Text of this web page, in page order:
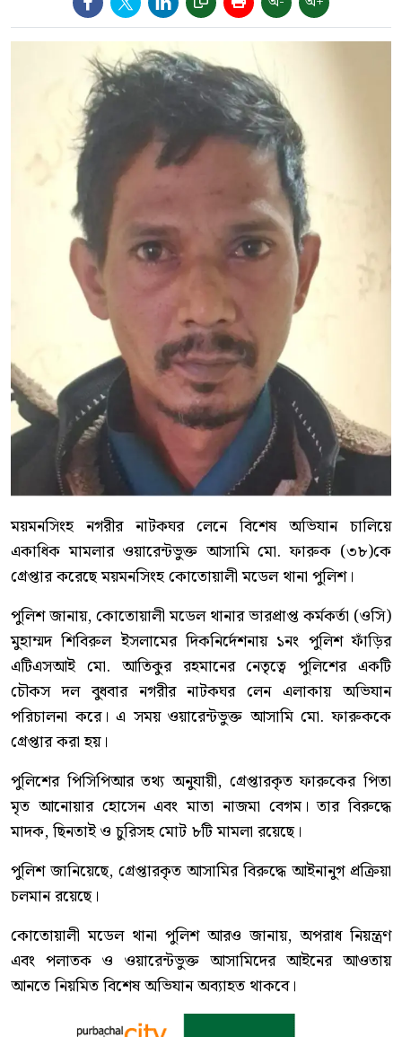
ময়মনসিংহ নগরীর নাটকঘর লেনে বিশেষ অভিযান চালিয়ে
একাধিক মামলার ওয়ারেন্টভুক্ত আসামি মো. ফারুক (৩৮)কে
গ্রেপ্তার করেছে ময়মনসিংহ কোতোয়ালী মডেল থানা পুলিশ।
পুলিশ জানায়, কোতোয়ালী মডেল থানার ভারপ্রাপ্ত কর্মকর্তা (ওসি)
মুহাম্মদ শিবিরুল ইসলামের দিকনির্দেশনায় ১নং পুলিশ ফাঁড়ির
এটিএসআই মো. আতিকুর রহমানের নেতৃত্বে পুলিশের একটি
চৌকস দল বুধবার নগরীর নাটকঘর লেন এলাকায় অভিযান
পরিচালনা করে। এ সময় ওয়ারেন্টভুক্ত আসামি মো. ফারুককে
গ্রেপ্তার করা হয়।
পুলিশের পিসিপিআর তথ্য অনুযায়ী, গ্রেপ্তারকৃত ফারুকের পিতা
মৃত আনোয়ার হোসেন এবং মাতা নাজমা বেগম। তার বিরুদ্ধে
মাদক, ছিনতাই ও চুরিসহ মোট ৮টি মামলা রয়েছে।
পুলিশ জানিয়েছে, গ্রেপ্তারকৃত আসামির বিরুদ্ধে আইনানুগ প্রক্রিয়া
চলমান রয়েছে।
কোতোয়ালী মডেল থানা পুলিশ আরও জানায়, অপরাধ নিয়ন্ত্রণ
এবং পলাতক ও ওয়ারেন্টভুক্ত আসামিদের আইনের আওতায়
আনতে নিয়মিত বিশেষ অভিযান অব্যাহত থাকবে।